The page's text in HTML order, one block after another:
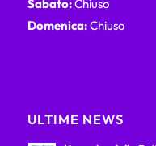
Sabato:Chiuso
Domenica:Chiuso
ULTIME NEWS